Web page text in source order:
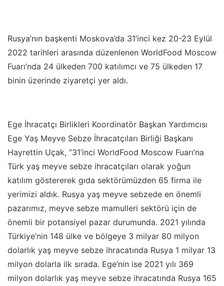
Rusya’nın başkenti Moskova’da 31’inci kez 20-23 Eylül
2022 tarihleri arasında düzenlenen WorldFood Moscow
Fuarı’nda 24 ülkeden 700 katılımcı ve 75 ülkeden 17
binin üzerinde ziyaretçi yer aldı.
Ege İhracatçı Birlikleri Koordinatör Başkan Yardımcısı
Ege Yaş Meyve Sebze İhracatçıları Birliği Başkanı
Hayrettin Uçak, “31’inci WorldFood Moscow Fuarı’na
Türk yaş meyve sebze ihracatçıları olarak yoğun
katılım göstererek gıda sektörümüzden 65 firma ile
yerimizi aldık. Rusya yaş meyve sebzede en önemli
pazarımız, meyve sebze mamulleri sektörü için de
önemli bir potansiyel pazar durumunda. 2021 yılında
Türkiye’nin 148 ülke ve bölgeye 3 milyar 80 milyon
dolarlık yaş meyve sebze ihracatında Rusya 1 milyar 13
milyon dolarla ilk sırada. Ege’nin ise 2021 yılı 369
milyon dolarlık yaş meyve sebze ihracatında Rusya 165